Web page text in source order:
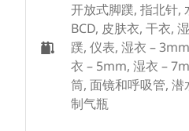
开放式脚蹼, 指北针,
BCD, 皮肤衣, 干衣,
蹼, 仪表, 湿衣 –
衣 – 5mm, 湿衣 –
筒, 面镜和呼吸管,
制气瓶